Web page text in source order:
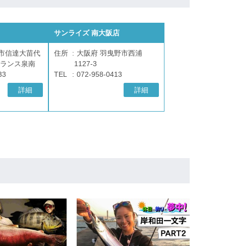
信達大苗代
ンス泉南
詳細
サンライズ 南大阪店
住所
大阪府 羽曳野市西浦
1127-3
TEL
072-958-0413
詳細